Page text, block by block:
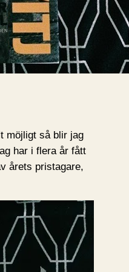
möjligt så blir jag
har i flera år fått
årets pristagare,